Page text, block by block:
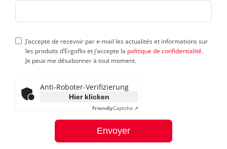
J’accepte de recevoir par e-mail les actualités et informations sur
les produits d’Ergoflix et j’accepte la politique de confidentialité.
Je peux me désabonner à tout moment.
Anti-Roboter-Verifizierung
Hier klicken
FriendlyCaptcha ⇗
Envoyer